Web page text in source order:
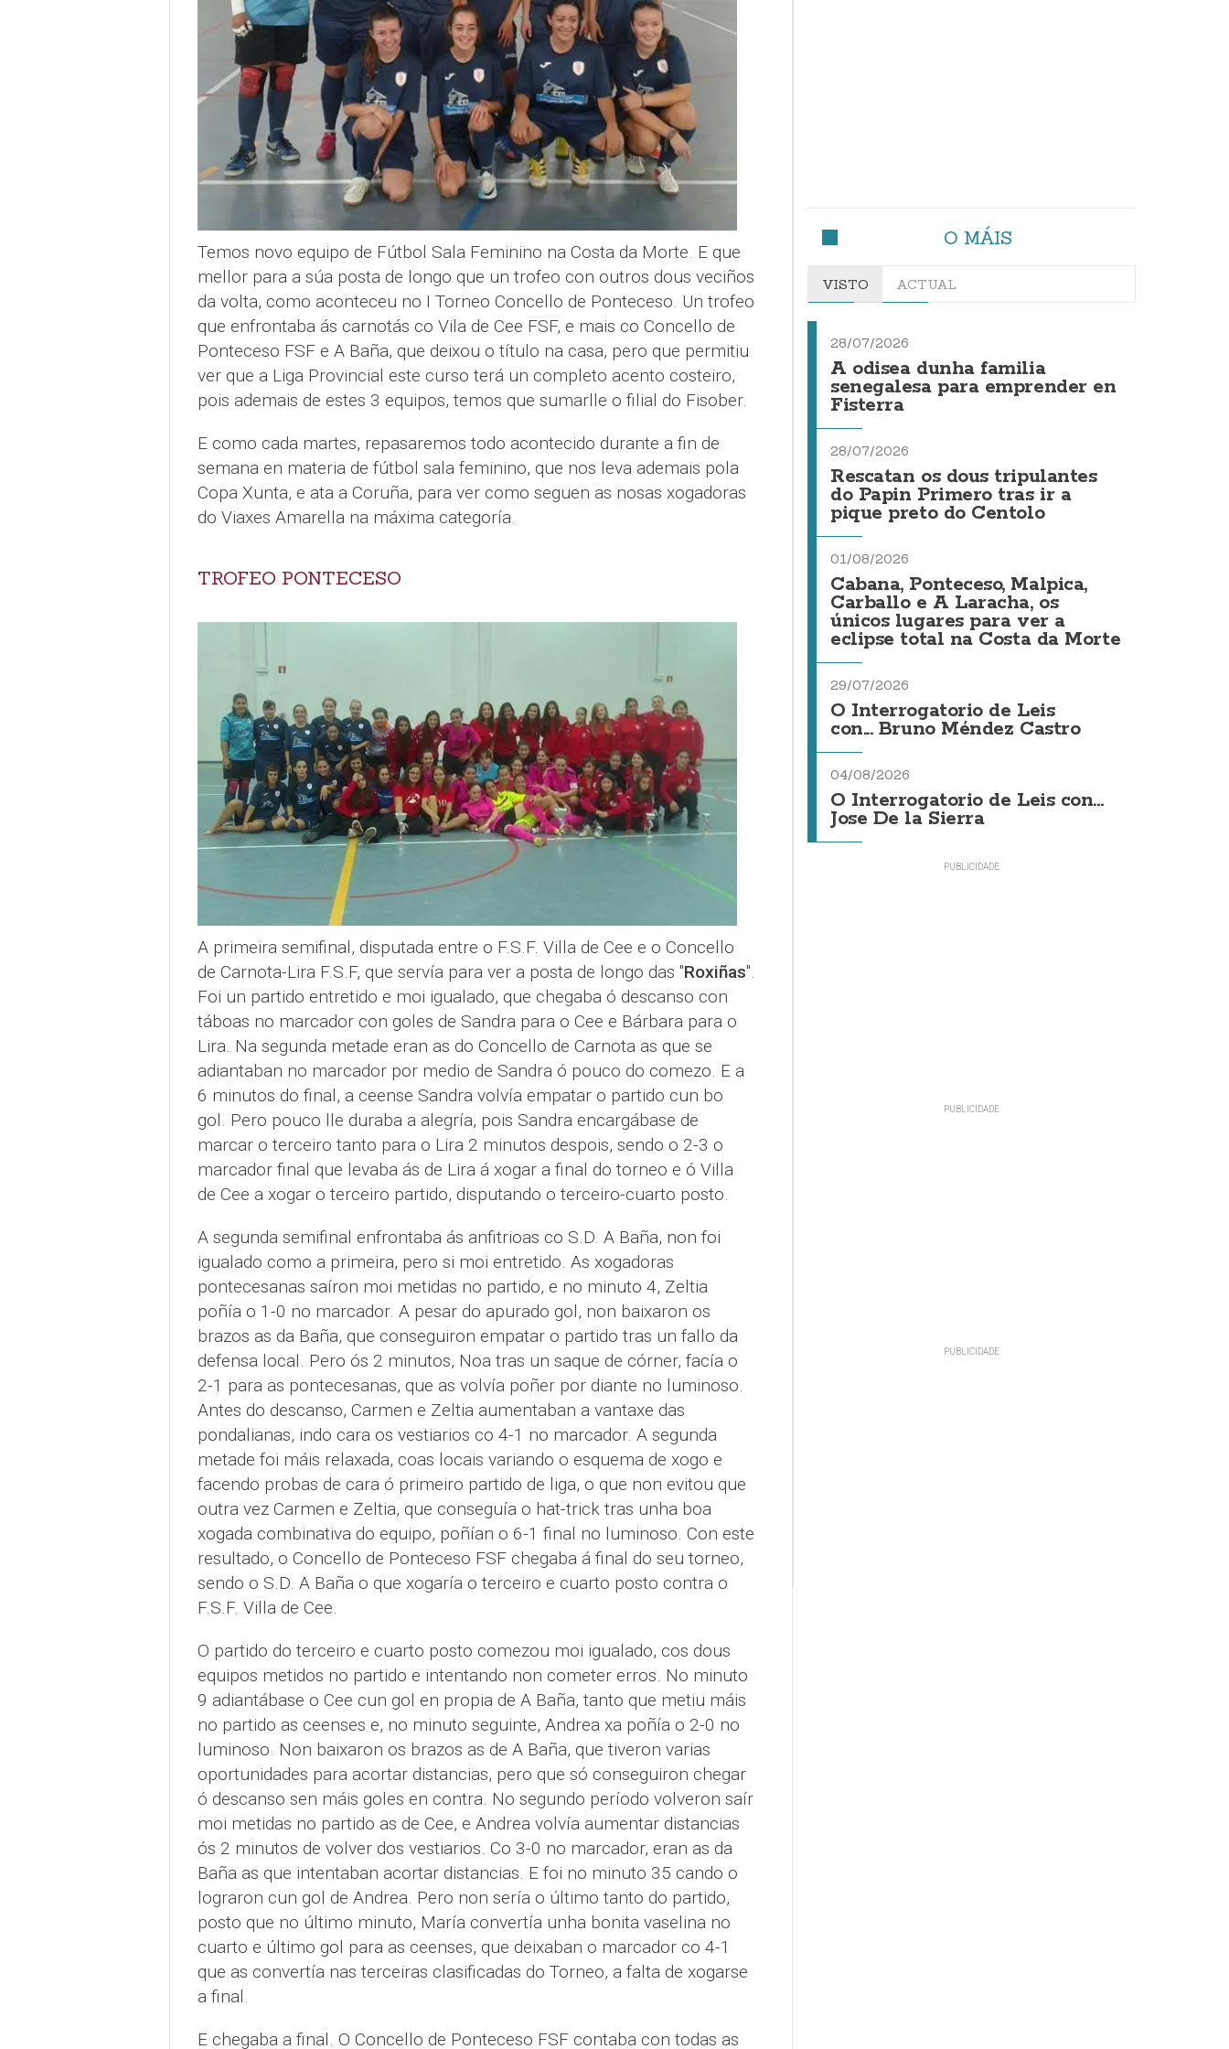
Temos novo equipo de Fútbol Sala Feminino na Costa da Morte. E que
mellor para a súa posta de longo que un trofeo con outros dous veciños
da volta, como aconteceu no I Torneo Concello de Ponteceso. Un trofeo
que enfrontaba ás carnotás co Vila de Cee FSF, e mais co Concello de
Ponteceso FSF e A Baña, que deixou o título na casa, pero que permitiu
ver que a Liga Provincial este curso terá un completo acento costeiro,
pois ademais de estes 3 equipos, temos que sumarlle o filial do Fisober.
E como cada martes, repasaremos todo acontecido durante a fin de
semana en materia de fútbol sala feminino, que nos leva ademais pola
Copa Xunta, e ata a Coruña, para ver como seguen as nosas xogadoras
do Viaxes Amarella na máxima categoría.
TROFEO PONTECESO
A primeira semifinal, disputada entre o F.S.F. Villa de Cee e o Concello
de Carnota-Lira F.S.F, que servía para ver a posta de longo das "Roxiñas".
Foi un partido entretido e moi igualado, que chegaba ó descanso con
táboas no marcador con goles de Sandra para o Cee e Bárbara para o
Lira. Na segunda metade eran as do Concello de Carnota as que se
adiantaban no marcador por medio de Sandra ó pouco do comezo. E a
6 minutos do final, a ceense Sandra volvía empatar o partido cun bo
gol. Pero pouco lle duraba a alegría, pois Sandra encargábase de
marcar o terceiro tanto para o Lira 2 minutos despois, sendo o 2-3 o
marcador final que levaba ás de Lira á xogar a final do torneo e ó Villa
de Cee a xogar o terceiro partido, disputando o terceiro-cuarto posto.
A segunda semifinal enfrontaba ás anfitrioas co S.D. A Baña, non foi
igualado como a primeira, pero si moi entretido. As xogadoras
pontecesanas saíron moi metidas no partido, e no minuto 4, Zeltia
poñía o 1-0 no marcador. A pesar do apurado gol, non baixaron os
brazos as da Baña, que conseguiron empatar o partido tras un fallo da
defensa local. Pero ós 2 minutos, Noa tras un saque de córner, facía o
2-1 para as pontecesanas, que as volvía poñer por diante no luminoso.
Antes do descanso, Carmen e Zeltia aumentaban a vantaxe das
pondalianas, indo cara os vestiarios co 4-1 no marcador. A segunda
metade foi máis relaxada, coas locais variando o esquema de xogo e
facendo probas de cara ó primeiro partido de liga, o que non evitou que
outra vez Carmen e Zeltia, que conseguía o hat-trick tras unha boa
xogada combinativa do equipo, poñían o 6-1 final no luminoso. Con este
resultado, o Concello de Ponteceso FSF chegaba á final do seu torneo,
sendo o S.D. A Baña o que xogaría o terceiro e cuarto posto contra o
F.S.F. Villa de Cee.
O partido do terceiro e cuarto posto comezou moi igualado, cos dous
equipos metidos no partido e intentando non cometer erros. No minuto
9 adiantábase o Cee cun gol en propia de A Baña, tanto que metiu máis
no partido as ceenses e, no minuto seguinte, Andrea xa poñía o 2-0 no
luminoso. Non baixaron os brazos as de A Baña, que tiveron varias
oportunidades para acortar distancias, pero que só conseguiron chegar
ó descanso sen máis goles en contra. No segundo período volveron saír
moi metidas no partido as de Cee, e Andrea volvía aumentar distancias
ós 2 minutos de volver dos vestiarios. Co 3-0 no marcador, eran as da
Baña as que intentaban acortar distancias. E foi no minuto 35 cando o
lograron cun gol de Andrea. Pero non sería o último tanto do partido,
posto que no último minuto, María convertía unha bonita vaselina no
cuarto e último gol para as ceenses, que deixaban o marcador co 4-1
que as convertía nas terceiras clasificadas do Torneo, a falta de xogarse
a final.
E chegaba a final. O Concello de Ponteceso FSF contaba con todas as
O MÁIS
VISTO ACTUAL
28/07/2026
A odisea dunha familia
senegalesa para emprender en
Fisterra
28/07/2026
Rescatan os dous tripulantes
do Papin Primero tras ir a
pique preto do Centolo
01/08/2026
Cabana, Ponteceso, Malpica,
Carballo e A Laracha, os
únicos lugares para ver a
eclipse total na Costa da Morte
29/07/2026
O Interrogatorio de Leis
con... Bruno Méndez Castro
04/08/2026
O Interrogatorio de Leis con...
Jose De la Sierra